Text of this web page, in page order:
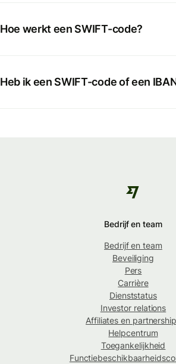
Hoe werkt een SWIFT-code?
Heb ik een SWIFT-code of een
Bedrijf en team
Bedrijf en team
Beveiliging
Pers
Carrière
Dienststatus
Investor relations
Affiliates en
Helpcentrum
Toegankelijkheid